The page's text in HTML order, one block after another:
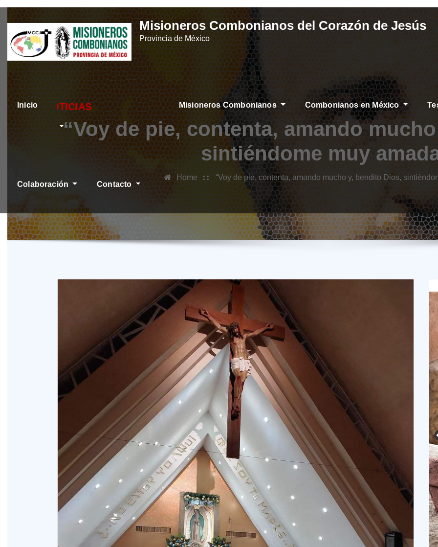
Skip
content
Misioneros Combonianos del Corazón de Jesús
Provincia de México
Inicio ÚLTIMAS NOTICIAS
Misioneros Combonianos Combonianos en México
Colaboración Contacto
“Voy de pie, contenta, amando
sintiéndome muy
Home “Voy de pie, contenta, amando mucho y, bendito Dios,
XV Domingo ordinario. Año A